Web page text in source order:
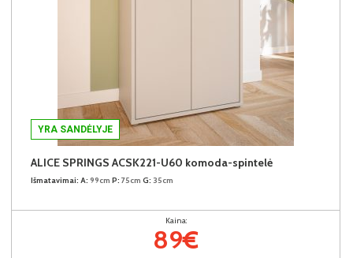
YRA SANDĖLYJE
ALICE SPRINGS ACSK221-U60 komoda-spintelė
Išmatavimai: A: 99cm P: 75cm G: 35cm
Kaina:
89€